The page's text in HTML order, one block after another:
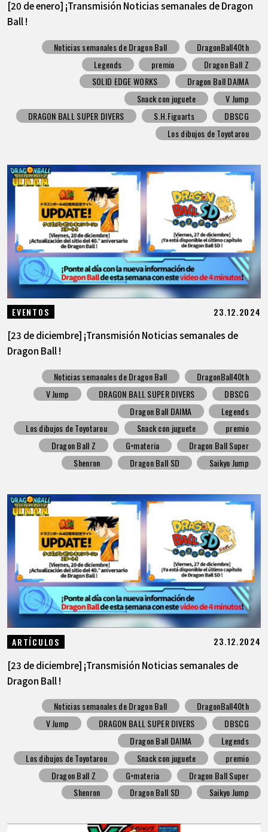
[20 de enero] ¡Transmisión Noticias semanales de Dragon
Ball !
Noticias semanales de Dragon Ball
DragonBall40th
Legends
premio
Dragon Ball Z
SOLID EDGE WORKS
Dragon Ball DAIMA
Snack con juguete
V Jump
DRAGON BALL SUPER DIVERS
S.H.Figuarts
DBSCG
Los dibujos de Toyotarou
EVENTOS 23.12.2024
[23 de diciembre] ¡Transmisión Noticias semanales de
Dragon Ball !
Noticias semanales de Dragon Ball
DragonBall40th
V Jump
DRAGON BALL SUPER DIVERS
DBSCG
Dragon Ball DAIMA
Legends
Los dibujos de Toyotarou
Snack con juguete
premio
Dragon Ball Z
G×materia
Dragon Ball Super
Shenron
Dragon Ball SD Saikyo Jump
ARTÍCULOS 23.12.2024
[23 de diciembre] ¡Transmisión Noticias semanales de
Dragon Ball !
Noticias semanales de Dragon Ball
DragonBall40th
V Jump
DRAGON BALL SUPER DIVERS
DBSCG
Dragon Ball DAIMA
Legends
Los dibujos de Toyotarou
Snack con juguete
premio
Dragon Ball Z
G×materia
Dragon Ball Super
Shenron
Dragon Ball SD Saikyo Jump